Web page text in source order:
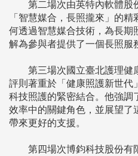
第二場次由英特內軟體股
「智慧媒合，長照攏來」的
何透過智慧媒合技術，為長期
解為參與者提供了一個長照服
第三場次國立臺北護理健
評則著重於「健康照護新世代
科技照護的緊密結合。他強調
效率中的關鍵角色，並展望了
帶來更好的支援。
第四場次博鈞科技股份有